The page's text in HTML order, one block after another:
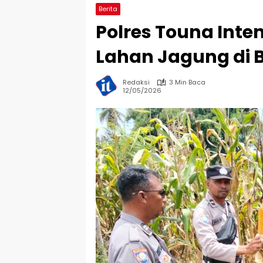
Berita
Polres Touna
Lahan Jagung di
Redaksi
3 Min Baca
12/05/2026